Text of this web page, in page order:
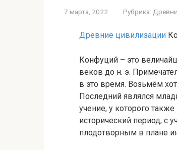
7 марта, 2022 Рубрика:
Древние цивилизации
Конфуций – это
веков до н. э.
в это время. Возьмём
Последний являлся
учение, у которого
исторический период, с
плодотворным в плане